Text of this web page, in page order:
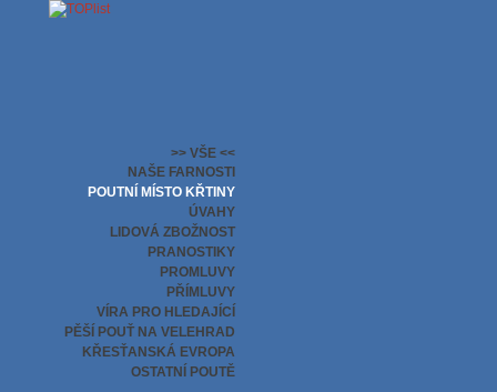
>> VŠE <<
NAŠE FARNOSTI
POUTNÍ MÍSTO KŘTINY
ÚVAHY
LIDOVÁ ZBOŽNOST
PRANOSTIKY
PROMLUVY
PŘÍMLUVY
VÍRA PRO HLEDAJÍCÍ
PĚŠÍ POUŤ NA VELEHRAD
KŘESŤANSKÁ EVROPA
OSTATNÍ POUTĚ